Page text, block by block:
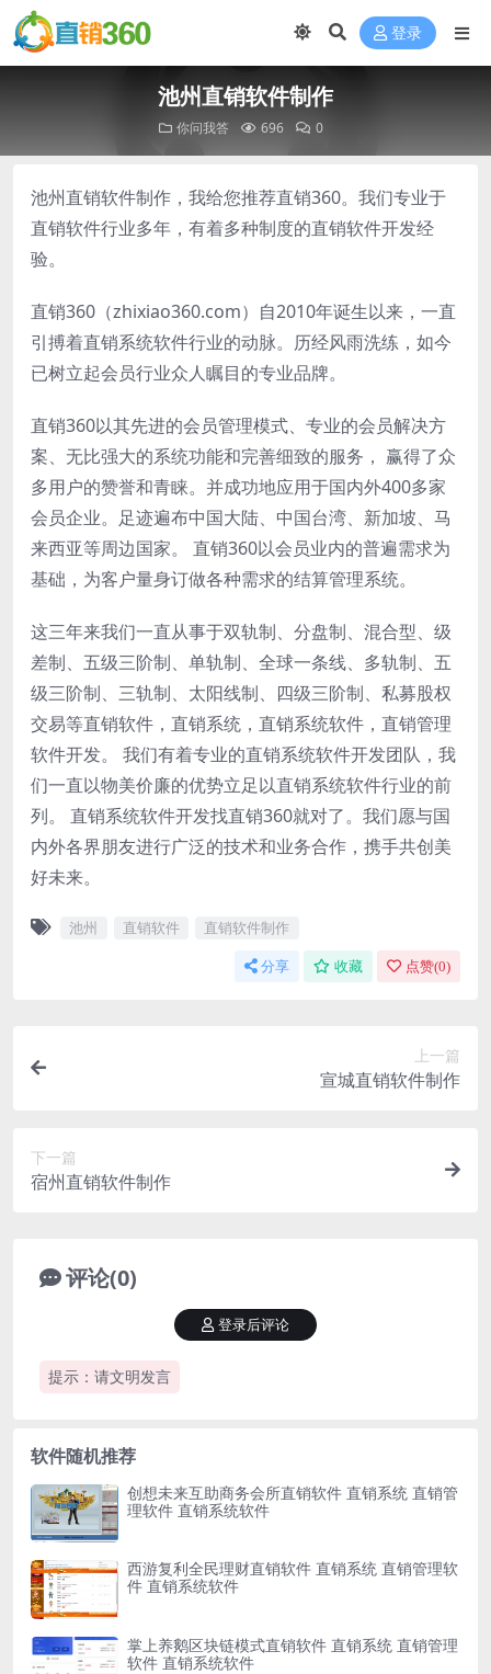
登录
池州直销软件制作
你问我答 696 0
池州直销软件制作，我给您推荐直销360。我们专业于
直销软件行业多年，有着多种制度的直销软件开发经
验。
直销360（zhixiao360.com）自2010年诞生以来，一直
引搏着直销系统软件行业的动脉。历经风雨洗练，如今
已树立起会员行业众人瞩目的专业品牌。
直销360以其先进的会员管理模式、专业的会员解决方
案、无比强大的系统功能和完善细致的服务， 赢得了众
多用户的赞誉和青睐。并成功地应用于国内外400多家
会员企业。足迹遍布中国大陆、中国台湾、新加坡、马
来西亚等周边国家。 直销360以会员业内的普遍需求为
基础，为客户量身订做各种需求的结算管理系统。
这三年来我们一直从事于双轨制、分盘制、混合型、级
差制、五级三阶制、单轨制、全球一条线、多轨制、五
级三阶制、三轨制、太阳线制、四级三阶制、私募股权
交易等直销软件，直销系统，直销系统软件，直销管理
软件开发。 我们有着专业的直销系统软件开发团队，我
们一直以物美价廉的优势立足以直销系统软件行业的前
列。 直销系统软件开发找直销360就对了。我们愿与国
内外各界朋友进行广泛的技术和业务合作，携手共创美
好未来。
池州 直销软件 直销软件制作
分享 收藏 点赞(0)
上一篇
宣城直销软件制作
下一篇
宿州直销软件制作
评论(0)
提示：请文明发言
登录后评论
软件随机推荐
创想未来互助商务会所直销软件 直销系统 直销管
理软件 直销系统软件
西游复利全民理财直销软件 直销系统 直销管理软
件 直销系统软件
掌上养鹅区块链模式直销软件 直销系统 直销管理
软件 直销系统软件